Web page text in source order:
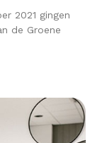
2021 gingen
de Groene